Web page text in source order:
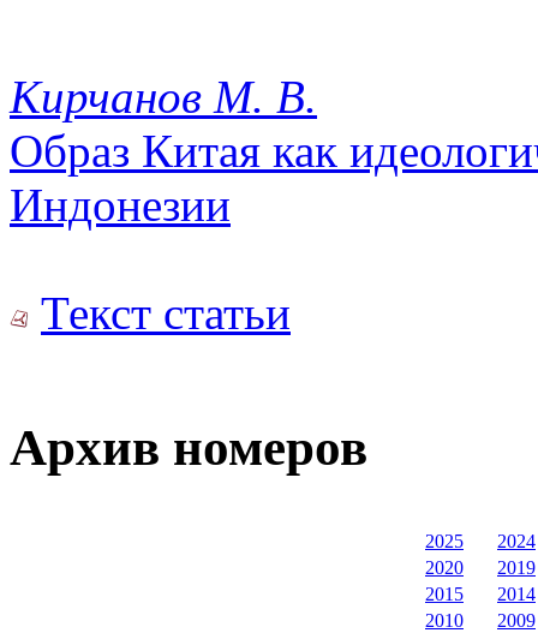
Кирчанов М. В.
Образ Китая как
Индонезии
Текст статьи
Архив номеров
2025
2024
2020
2019
2015
2014
2010
2009